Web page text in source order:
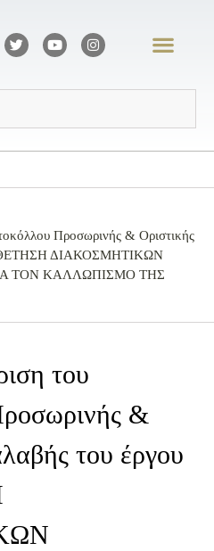
Προσωρινής & Οριστικής
ΔΙΑΚΟΣΜΗΤΙΚΩΝ
ΤΟΝ ΚΑΛΛΩΠΙΣΜΟ ΤΗΣ
του
&
του έργου